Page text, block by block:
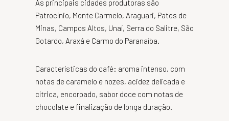
As principais cidades produtoras são
Patrocínio, Monte Carmelo, Araguari, Patos de
Minas, Campos Altos, Unaí, Serra do Salitre, São
Gotardo, Araxá e Carmo do Paranaíba.
Características do café: aroma intenso, com
notas de caramelo e nozes, acidez delicada e
cítrica, encorpado, sabor doce com notas de
chocolate e finalização de longa duração.